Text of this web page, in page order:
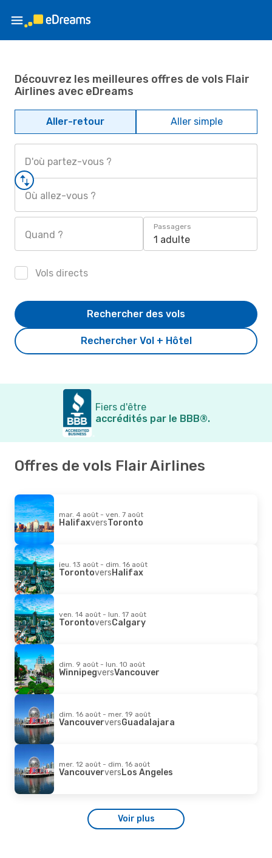
Découvrez les meilleures offres de vols Flair
Airlines avec eDreams
Aller-retour Aller simple
D'où partez-vous ?
Où allez-vous ?
Quand ?
Passagers
1 adulte
Vols directs
Rechercher Vol + Hôtel
Rechercher des vols
Fiers d'être
accrédités par le BBB®.
Offres de vols Flair Airlines
mar. 4 août - ven. 7 août
HalifaxversToronto
jeu. 13 août - dim. 16 août
TorontoversHalifax
ven. 14 août - lun. 17 août
TorontoversCalgary
dim. 9 août - lun. 10 août
WinnipegversVancouver
dim. 16 août - mer. 19 août
VancouverversGuadalajara
mer. 12 août - dim. 16 août
VancouverversLos Angeles
Voir plus